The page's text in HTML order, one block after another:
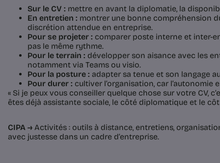
Sur le CV : mettre en avant la diplomatie, la
En entretien : montrer une bonne compréhension
discrétion attendue en entreprise.
Pour se projeter : comparer poste interne et inter-
pas le même rythme.
Pour le terrain : développer son aisance avec les
notamment via Teams ou visio.
Pour la posture : adapter sa tenue et son langage
Pour durer : cultiver l’organisation, car l’autonomie
« Si je peux vous conseiller quelque chose sur votre CV,
êtes déjà assistante sociale, le côté diplomatique et le
CIPA → Activités : outils à distance, entretiens,
avec justesse dans un cadre d’entreprise.